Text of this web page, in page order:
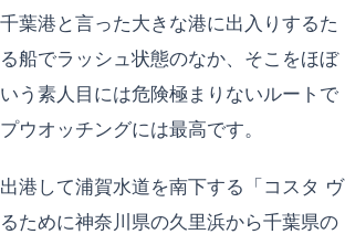
葉港と言った大きな港に出入りするた
船でラッシュ状態のなか、そこをほぼ
う素人目には危険極まりないルートで
ウオッチングには最高です。
港して浦賀水道を南下する「コスタ ヴ
ために神奈川県の久里浜から千葉県の